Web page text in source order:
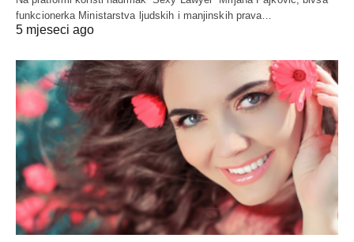
funkcionerka Ministarstva ljudskih i manjinskih prava…
5 mjeseci ago